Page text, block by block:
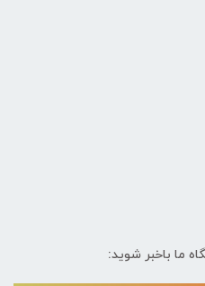
ما باخبر شوید: